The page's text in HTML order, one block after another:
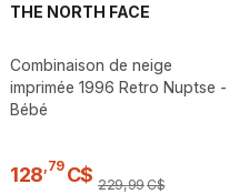
THE NORTH FACE
Combinaison de neige
imprimée 1996 Retro Nuptse -
Bébé
128 79 C$ 229,99C$